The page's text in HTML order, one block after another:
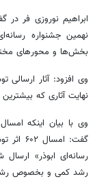
ابراهیم نوروزی فر در
بخش‌ها و محورهای
وی افزود: آثار
نهایت آثاری که
وی با بیان اینکه
گفت:
رسانه‌ای ابوذر»
رشد کمی و بخصوص